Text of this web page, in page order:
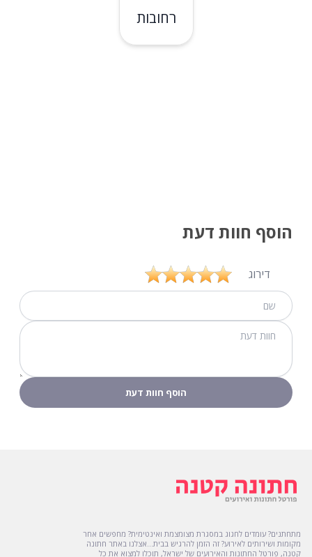
רחובות
הוסף חוות דעת
דירוג
מתחתנים? עומדים לחגוג במסגרת מצומצמת ואינטימית? מחפשים אחר
מקומות ושירותים לאירוע? זה הזמן להרגיש בבית...אצלנו באתר חתונה
קטנה, פורטל החתונות והאירועים של ישראל, תוכלו למצוא את כל